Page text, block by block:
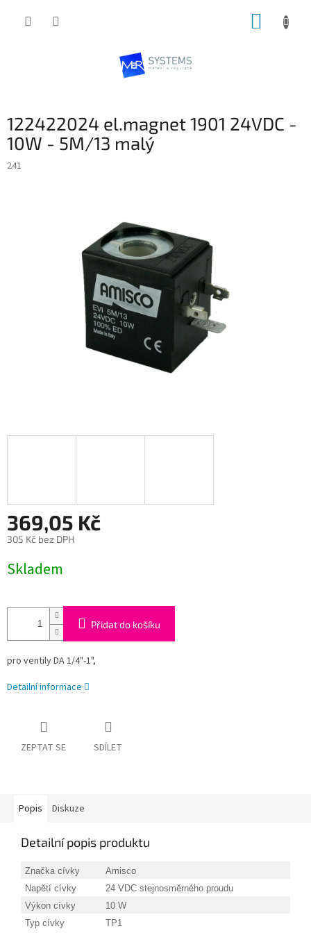
122422024 el.magnet 1901 24VDC -
10W - 5M/13 malý
241
369,05 Kč
305 Kč bez DPH
cena:
Skladem
Přidat do košíku
pro ventily DA 1/4"-1",
Detailní informace
ZEPTAT SE SDÍLET
Popis Diskuze
Detailní popis produktu
Značka cívky
Amisco
Napětí cívky
24 VDC stejnosměrného proudu
Výkon cívky
10 W
Typ cívky
TP1